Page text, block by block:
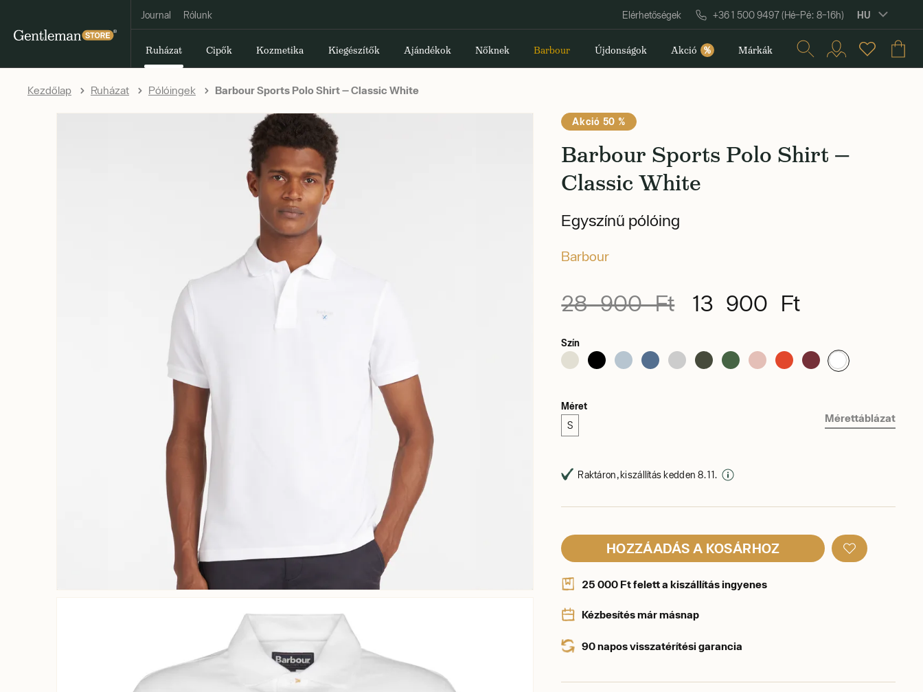
Journal Rólunk Elérhetőségek +36 1 500 9497 (Hé–Pé: 8–16h) HU
Ruházat Cipők Kozmetika Kiegészítők Ajándékok Nőknek Barbour Újdonságok Akció % Márkák
Kezdőlap Ruházat Pólóingek Barbour Sports Polo Shirt — Classic White
Akció 50 %
Barbour Sports Polo Shirt —
Classic White
Egyszínű pólóing
Barbour
28 900 Ft 13 900 Ft
Szín
Méret
S
Mérettáblázat
Raktáron, kiszállítás kedden 8. 11.
HOZZÁADÁS A KOSÁRHOZ
25 000 Ft felett a kiszállítás ingyenes
Kézbesítés már másnap
90 napos visszatérítési garancia